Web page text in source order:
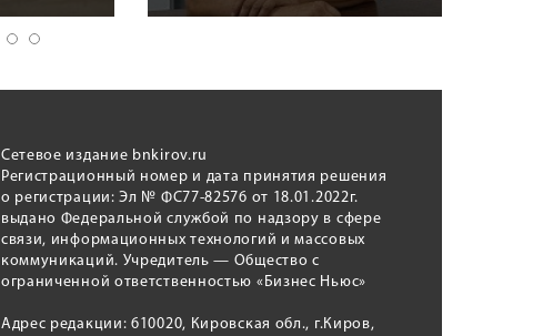
Сетевое издание bnkirov.ru
Регистрационный номер и дата принятия решения
о регистрации: Эл № ФС77-82576 от 18.01.2022г.
выдано Федеральной службой по надзору в сфере
связи, информационных технологий и массовых
коммуникаций. Учредитель — Общество с
ограниченной ответственностью «Бизнес Ньюс»
Адрес редакции: 610020, Кировская обл., г.Киров,